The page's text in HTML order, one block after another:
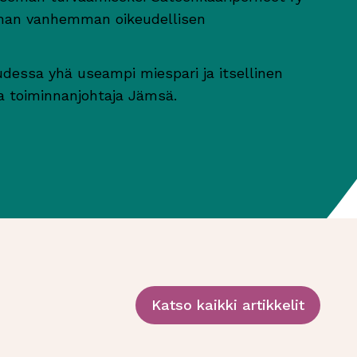
vanhemman oikeudellisen
yhä useampi miespari ja itsellinen
toiminnanjohtaja Jämsä.
Katso kaikki artikkelit